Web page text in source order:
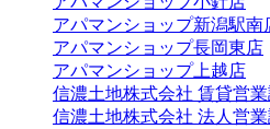
アパマンショップ新潟駅南
アパマンショップ長岡東店
アパマンショップ上越店
信濃土地株式会社 賃貸営業
信濃土地株式会社 法人営業